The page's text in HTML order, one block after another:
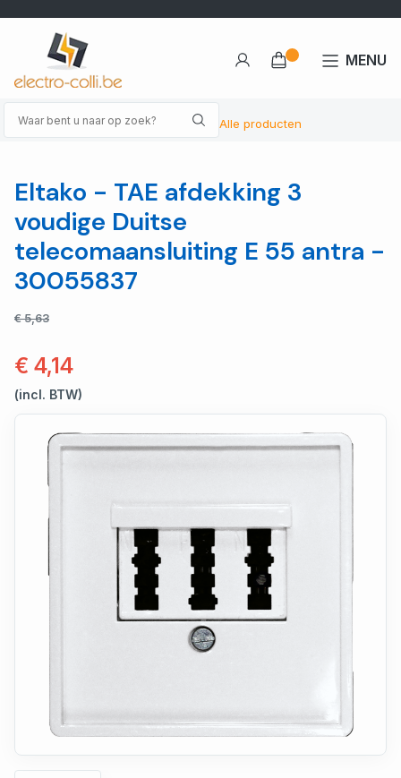
Alle producten
MENU
Eltako - TAE afdekking 3
voudige Duitse
telecomaansluiting E 55 antra -
30055837
€ 5,63
€ 4,14
(incl. BTW)